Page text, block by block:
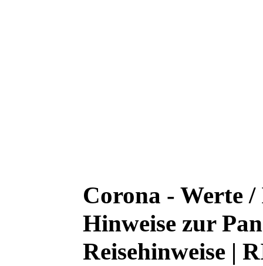
Corona - Werte
Hinweise zur
Reisehinweise |